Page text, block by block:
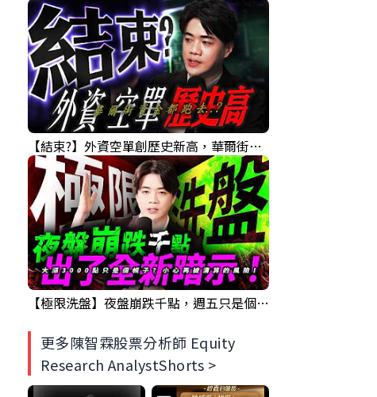
【結束?】外資空單創歷史新高，華爾街資金卻流向了...?｜錢進大趨勢 Mr.智霖 陳 2026/08/04
【極限洗盤】夜盤崩跌千點，週五只是個幌子？堤防再度被清算！｜錢進大趨勢 Mr.智霖 陳 2026/08/01
更多陳智霖股票分析師 Equity
Research AnalystShorts >